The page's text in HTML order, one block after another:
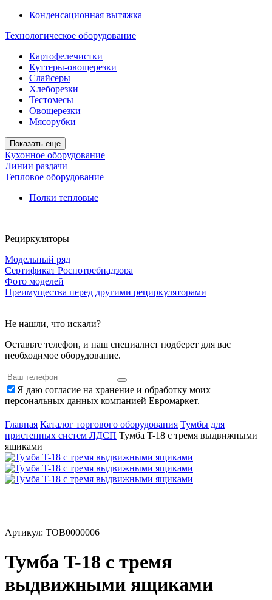
Конденсационная вытяжка
Технологическое оборудование
Картофелечистки
Куттеры-овощерезки
Слайсеры
Хлеборезки
Тестомесы
Овощерезки
Мясорубки
Показать еще
Кухонное оборудование
Линии раздачи
Тепловое оборудование
Полки тепловые
Рециркуляторы
Модельный ряд
Сертификат Роспотребнадзора
Фото моделей
Преимущества перед другими рециркуляторами
Не нашли, что искали?
Оставьте телефон, и наш специалист подберет для вас
необходимое оборудование.
Я даю согласие на хранение и обработку моих
персональных данных компанией Евромаркет.
Главная Каталог торгового оборудования Тумбы для
пристенных систем ЛДСП Тумба T-18 c тремя выдвижными
ящиками
Артикул: ТОВ0000006
Тумба T-18 c тремя
выдвижными ящиками